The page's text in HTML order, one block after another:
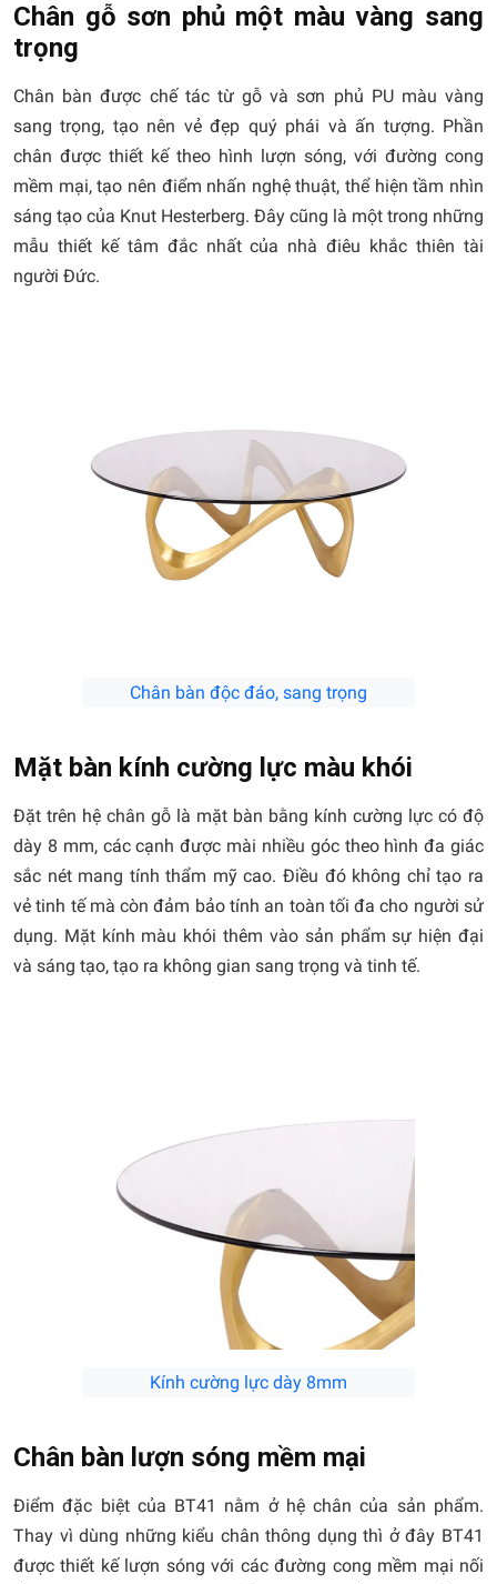
Chân gỗ sơn phủ một màu vàng sang
trọng
Chân bàn được chế tác từ gỗ và sơn phủ PU màu vàng
sang trọng, tạo nên vẻ đẹp quý phái và ấn tượng. Phần
chân được thiết kế theo hình lượn sóng, với đường cong
mềm mại, tạo nên điểm nhấn nghệ thuật, thể hiện tầm nhìn
sáng tạo của Knut Hesterberg. Đây cũng là một trong những
mẫu thiết kế tâm đắc nhất của nhà điêu khắc thiên tài
người Đức.
Chân bàn độc đáo, sang trọng
Mặt bàn kính cường lực màu khói
Đặt trên hệ chân gỗ là mặt bàn bằng kính cường lực có độ
dày 8 mm, các cạnh được mài nhiều góc theo hình đa giác
sắc nét mang tính thẩm mỹ cao. Điều đó không chỉ tạo ra
vẻ tinh tế mà còn đảm bảo tính an toàn tối đa cho người sử
dụng. Mặt kính màu khói thêm vào sản phẩm sự hiện đại
và sáng tạo, tạo ra không gian sang trọng và tinh tế.
Kính cường lực dày 8mm
Chân bàn lượn sóng mềm mại
Điểm đặc biệt của BT41 nằm ở hệ chân của sản phẩm.
Thay vì dùng những kiểu chân thông dụng thì ở đây BT41
được thiết kế lượn sóng với các đường cong mềm mại nối